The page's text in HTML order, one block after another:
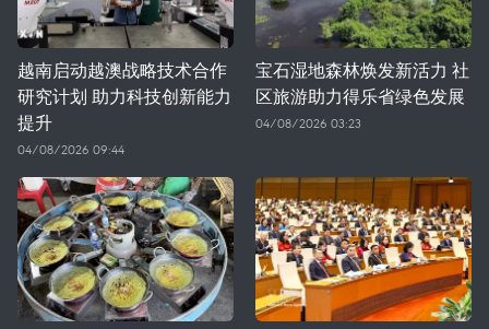
越南启动越澳战略技术合作
研究计划 助力科技创新能力
提升
04/08/2026 09:44
宝石湿地森林焕发新活力 社
区旅游助力得乐省绿色发展
04/08/2026 03:23